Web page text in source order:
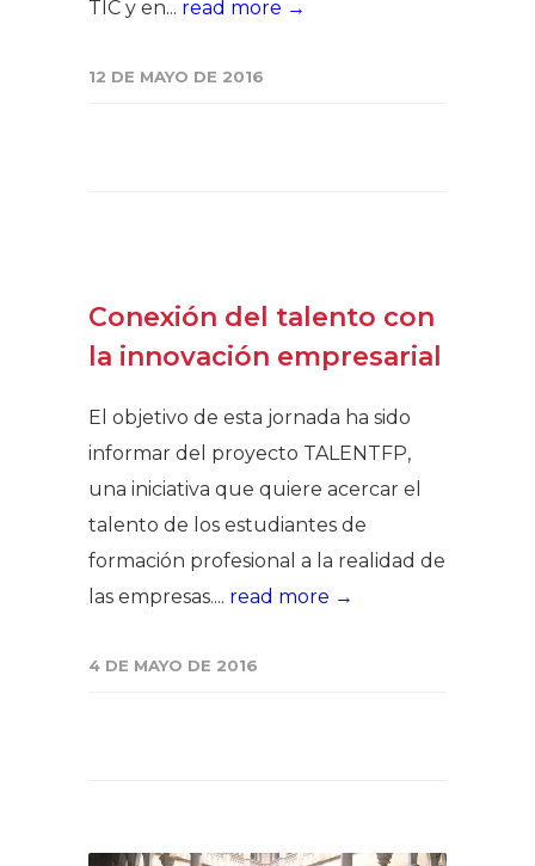
TIC y en... read more →
12 DE MAYO DE 2016
Conexión del talento con
la innovación empresarial
El objetivo de esta jornada ha sido
informar del proyecto TALENTFP,
una iniciativa que quiere acercar el
talento de los estudiantes de
formación profesional a la realidad de
las empresas.... read more →
4 DE MAYO DE 2016